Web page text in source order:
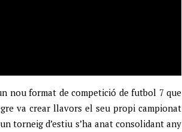
nou format de competició de futbol 7 que
va crear llavors el seu propi campionat
torneig d’estiu s’ha anat consolidant any